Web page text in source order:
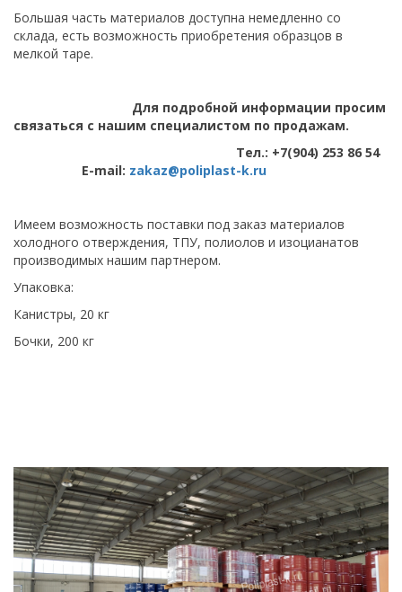
Большая часть материалов доступна немедленно со
склада, есть возможность приобретения образцов в
мелкой таре.
Для подробной информации просим
связаться с нашим специалистом по продажам.
Тел.: +7(904) 253 86 54
E-mail: zakaz@poliplast-k.ru
Имеем возможность поставки под заказ материалов
холодного отверждения, ТПУ, полиолов и изоцианатов
производимых нашим партнером.
Упаковка:
Канистры, 20 кг
Бочки, 200 кг